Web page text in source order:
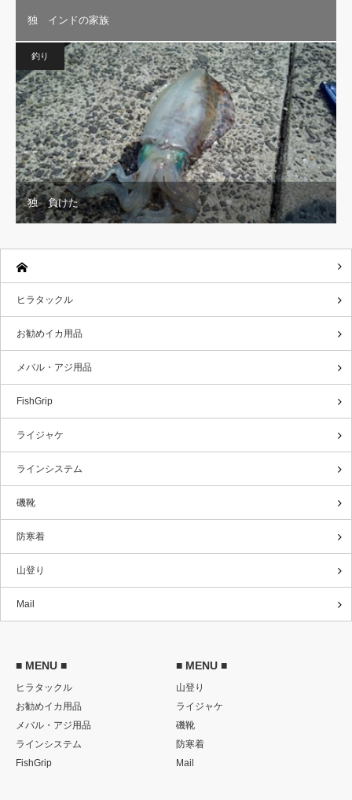
独 インドの家族
釣り
独 負けた
ヒラタックル
お勧めイカ用品
メバル・アジ用品
FishGrip
ライジャケ
ラインシステム
磯靴
防寒着
山登り
Mail
■ MENU ■
ヒラタックル
お勧めイカ用品
メバル・アジ用品
ラインシステム
FishGrip
■ MENU ■
山登り
ライジャケ
磯靴
防寒着
Mail